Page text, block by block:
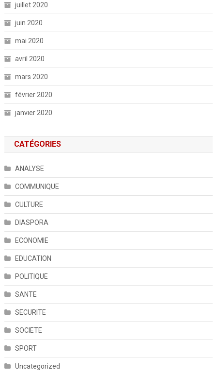
juillet 2020
juin 2020
mai 2020
avril 2020
mars 2020
février 2020
janvier 2020
CATÉGORIES
ANALYSE
COMMUNIQUE
CULTURE
DIASPORA
ECONOMIE
EDUCATION
POLITIQUE
SANTE
SECURITE
SOCIETE
SPORT
Uncategorized